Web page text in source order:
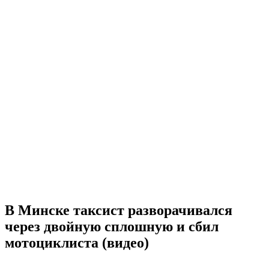
В Минске таксист разворачивался
через двойную сплошную и сбил
мотоциклиста (видео)